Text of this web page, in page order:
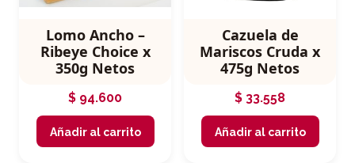
Lomo Ancho –
Ribeye Choice x
350g Netos
$ 94.600
Añadir al carrito
Cazuela de
Mariscos Cruda x
475g Netos
$ 33.558
Añadir al carrito